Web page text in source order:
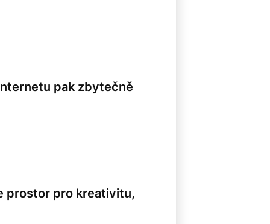
pak zbytečně
prostor pro kreativitu,